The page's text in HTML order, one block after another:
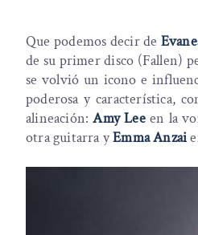
Que podemos decir de
de su primer disco (Fallen)
se volvió un icono e
poderosa y característica,
alineación:Amy Leeen la
otra guitarra yEmma Anzai